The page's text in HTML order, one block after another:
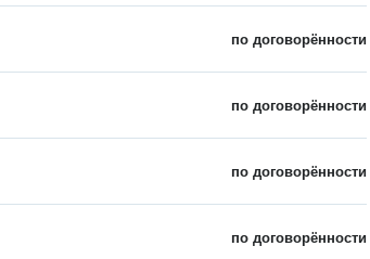
по договорённости
по договорённости
по договорённости
по договорённости